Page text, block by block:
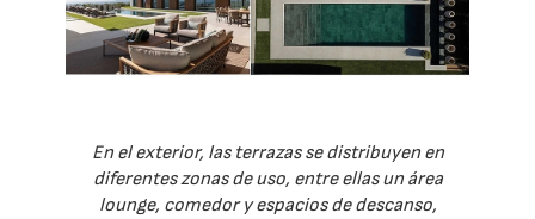
En el exterior, las terrazas se distribuyen en
diferentes zonas de uso, entre ellas un área
lounge, comedor y espacios de descanso,